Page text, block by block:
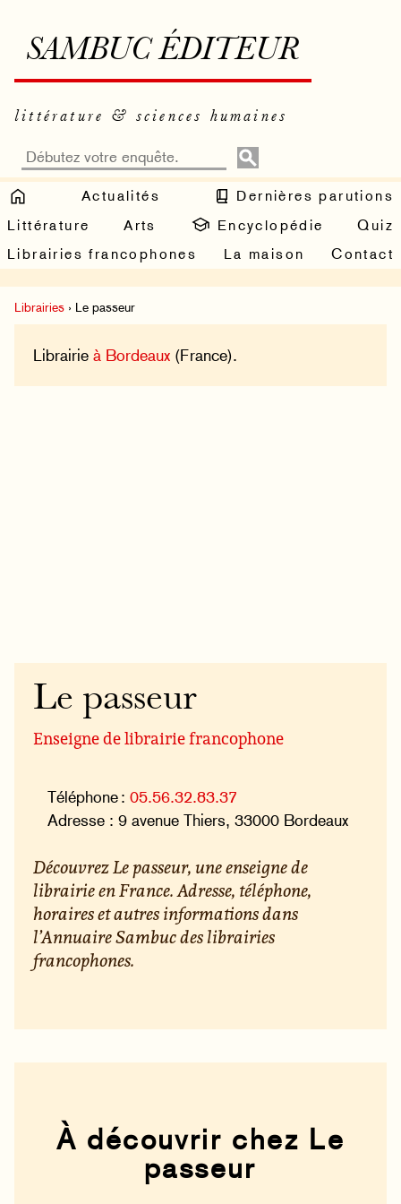
SAMBUC ÉDITEUR
littérature & sciences humaines
Actualités
Dernières parutions
Littérature
Arts Encyclopédie
Quiz
Librairies francophones
La maison Contact
Librairies › Le passeur
Librairieà Bordeaux (France).
Le passeur
Enseigne de librairie francophone
Téléphone :05.56.32.83.37
Adresse : 9 avenue Thiers, 33000 Bordeaux
Découvrez Le passeur, une enseigne de
librairie en France. Adresse, téléphone,
horaires et autres informations dans
l’Annuaire Sambuc des librairies
francophones.
À découvrir chez Le
passeur